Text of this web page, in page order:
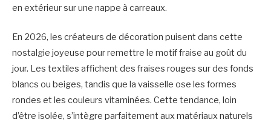
en extérieur sur une nappe à carreaux.
En 2026, les créateurs de décoration puisent dans cette
nostalgie joyeuse pour remettre le motif fraise au goût du
jour. Les textiles affichent des fraises rouges sur des fonds
blancs ou beiges, tandis que la vaisselle ose les formes
rondes et les couleurs vitaminées. Cette tendance, loin
d’être isolée, s’intègre parfaitement aux matériaux naturels